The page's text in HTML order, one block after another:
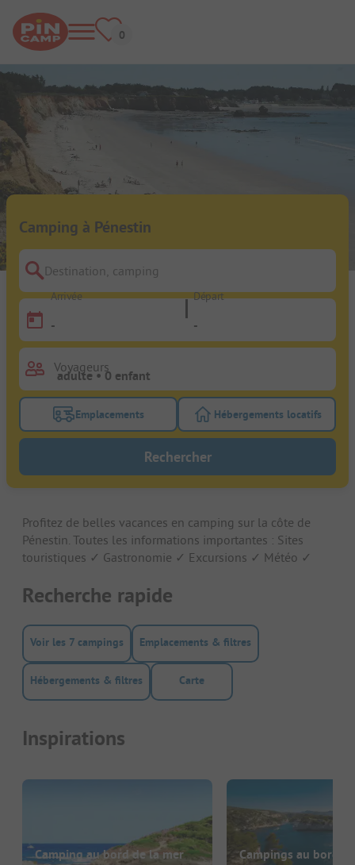
Camping à Pénestin
Destination, camping
Arrivée
-
Départ
-
Voyageurs
Activez le bouton de filtre emplacements pour
Emplacements Activez le bouton
Hébergements locatifs
Rechercher
Profitez de belles vacances en camping sur la côte de
Pénestin. Toutes les informations importantes : Sites
touristiques ✓ Gastronomie ✓ Excursions ✓ Météo ✓
Recherche rapide
Voir les 7 campings Emplacements & filtres
Hébergements & filtres Carte
Inspirations
Camping au bord de la mer
Campings au bord